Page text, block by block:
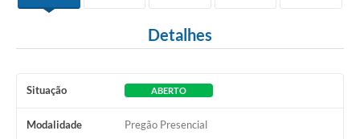
Detalhes
Situação ABERTO
Modalidade Pregão Presencial